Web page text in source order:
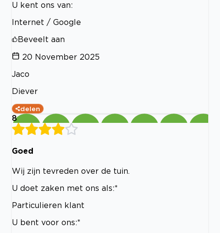
U kent ons van:
Internet / Google
Beveelt aan
20 November 2025
Jaco
Diever
delen
8
Goed
Wij zijn tevreden over de tuin.
U doet zaken met ons als:*
Particulieren klant
U bent voor ons:*